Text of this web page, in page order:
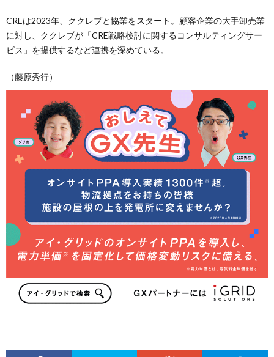
CREは2023年、ククレブと協業をスタート。顧客企業の大手卸売業
に対し、ククレブが「CRE戦略検討に関するコンサルティングサー
ビス」を提供するなど連携を深めている。
（藤原秀行）